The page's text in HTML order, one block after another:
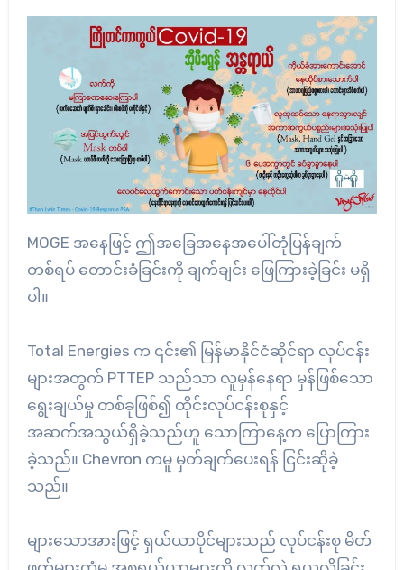
MOGE အနေဖြင့် ဤအခြေအနေအပေါ်တုံပြန်ချက်
တစ်ရပ် တောင်းခံခြင်းကို ချက်ချင်း ဖြေကြားခဲ့ခြင်း မရှိ
ပါ။
Total Energies က ၎င်း၏ မြန်မာနိုင်ငံဆိုင်ရာ လုပ်ငန်း
များအတွက် PTTEP သည်သာ လူမှန်နေရာ မှန်ဖြစ်သော
ရွေးချယ်မှု တစ်ခုဖြစ်၍ ထိုင်းလုပ်ငန်းစုနှင့်
အဆက်အသွယ်ရှိခဲ့သည်ဟူ သောကြာနေ့က ပြောကြား
ခဲ့သည်။ Chevron ကမူ မှတ်ချက်ပေးရန် ငြင်းဆိုခဲ့
သည်။
များ‌သောအားဖြင့် ရှယ်ယာပိုင်များသည် လုပ်ငန်းစု မိတ်